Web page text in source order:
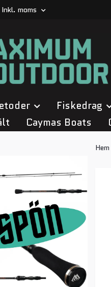
Inkl. moms
Fiskedrag
Caymas Boats
Hem